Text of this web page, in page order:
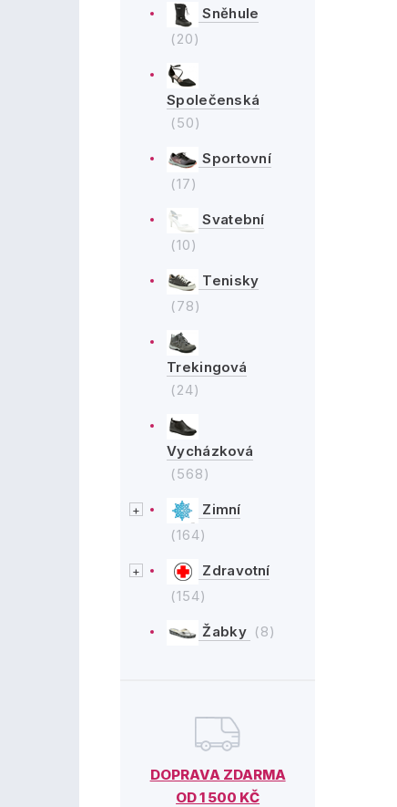
Sněhule
(20)
Společenská
(50)
Sportovní
(17)
Svatební
(10)
Tenisky
(78)
Trekingová
(24)
Vycházková
(568)
Zimní
(164)
Zdravotní
(154)
Žabky (8)
DOPRAVA ZDARMA
OD 1 500 KČ